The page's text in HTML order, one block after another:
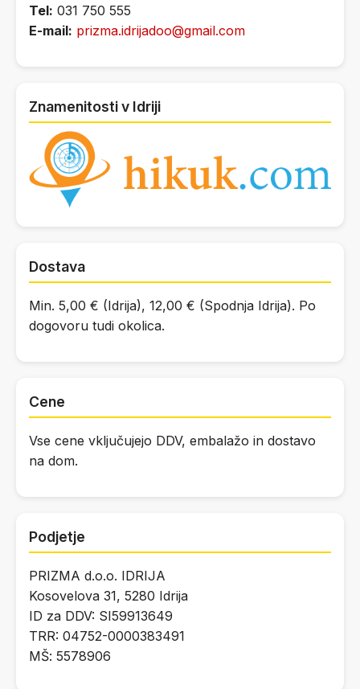
Tel: 031 750 555
E-mail: prizma.idrijadoo@gmail.com
Znamenitosti v Idriji
Dostava
Min. 5,00 € (Idrija), 12,00 € (Spodnja Idrija). Po
dogovoru tudi okolica.
Cene
Vse cene vključujejo DDV, embalažo in dostavo
na dom.
Podjetje
PRIZMA d.o.o. IDRIJA
Kosovelova 31, 5280 Idrija
ID za DDV: SI59913649
TRR: 04752-0000383491
MŠ: 5578906